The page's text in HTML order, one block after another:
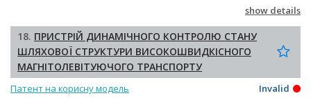
show details
18. ПРИСТРІЙ ДИНАМІЧНОГО КОНТРОЛЮ СТАНУ
ШЛЯХОВОЇ СТРУКТУРИ ВИСОКОШВИДКІСНОГО
МАГНІТОЛЕВІТУЮЧОГО ТРАНСПОРТУ
Патент на корисну модель
Invalid